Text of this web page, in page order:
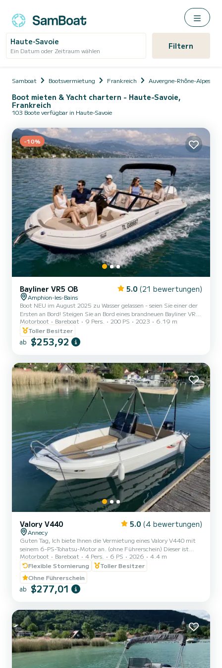
Haute-Savoie
Ein Datum oder Zeitraum wählen Filtern
Samboat Bootsvermietung Frankreich Auvergne-Rhône-Alpes
Boot mieten & Yacht chartern - Haute-Savoie,
Frankreich
103 Boote verfügbar in Haute-Savoie
-10%
Bayliner VR5 OB 5.0 (21 bewertungen)
Amphion-les-Bains
Boot NEU im August 2025 zu Wasser gelassen - seien Sie einer der
Ersten an Bord! Steigen Sie an Bord eines brandneuen Bayliner VR5,
der in seiner Vollausstattung geliefert wird, um den Genfersee
unter besten Bedingungen zu erleben. Hochwertiger Komfort,
Leistung des Mercury 200 PS, Premium-Ausstattung: Alles ist
vorhanden für einen perfekten Tag mit Familie oder Freunden.
━━━━━━━━━━━━━━━━━━ • Neues Boot 2025 - Polsterung, Motor,
Elektronik in einwandfreiem...
Motorboot Bareboat 9 Pers. 200 PS 2023
6.19 m
Toller Besitzer
ab $253,92
Valory V440 5.0 (4 bewertungen)
Annecy
Guten Tag, Ich biete Ihnen die Vermietung eines Valory V440 mit
seinem 6-PS-Tohatsu-Motor an. (ohne Führerschein) Dieser ist
ideal für einen Tag mit der Familie oder Freunden, um unseren
wunderschönen See zu genießen. Für bis zu 4 Personen zugelassen,
Badeleiter, Bluetooth-Station, Sonnendach... Rettungswesten für
Erwachsene und Kinder ab 3 kg. Sicherheitsausrüstung nach Norm.
Zeitfenster: - Morgens von 9.30 Uhr bis 13.30 Uhr oder
Motorboot Bareboat 4 Pers. 6 PS 2026
4.4 m
Flexible Stornierung
Toller Besitzer
Ohne Führerschein
ab $277,01